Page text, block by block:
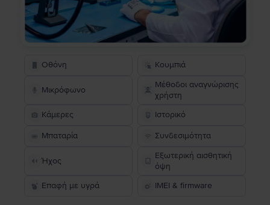
Οθόνη Κουμπιά
Μικρόφωνο
Μέθοδοι αναγνώρισης
χρήστη
Κάμερες
Ιστορικό
Μπαταρία Συνδεσιμότητα
Ήχος
Εξωτερική αισθητική
όψη
Επαφή με υγρά
IMEI & firmware